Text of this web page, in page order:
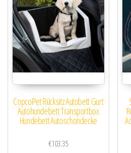
CopcoPet Rücksitz Autobett Gurt
Autohundebett Transportbox
Hundebett Autoschondecke
€103.35